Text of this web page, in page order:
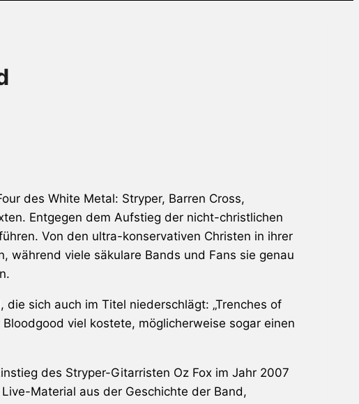
des White Metal: Stryper, Barren Cross,
Entgegen dem Aufstieg der nicht-christlichen
Von den ultra-konservativen Christen in ihrer
während viele säkulare Bands und Fans sie genau
sich auch im Titel niederschlägt: „Trenches of
Bloodgood viel kostete, möglicherweise sogar einen
des Stryper-Gitarristen Oz Fox im Jahr 2007
Material aus der Geschichte der Band,